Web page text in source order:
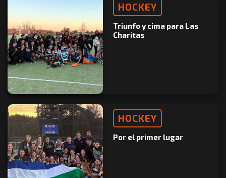
HOCKEY
Triunfo y cima para Las
Charitas
HOCKEY
Por el primer lugar